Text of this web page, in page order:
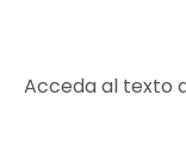
Acceda al texto